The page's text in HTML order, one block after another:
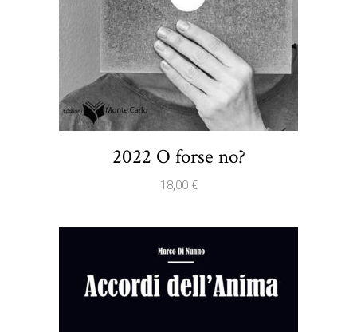
2022 O forse no?
18,00 €